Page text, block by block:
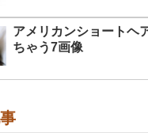
アメリカンショートヘ
ちゃう7画像